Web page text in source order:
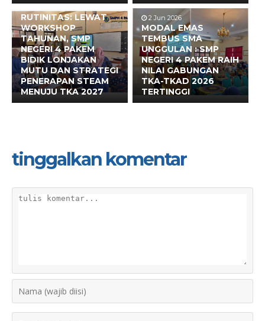
BUKAN SEKADAR
RUTINITAS: LEWAT
WORKSHOP
TAHUNAN, SMP
NEGERI 4 PAKEM
BIDIK LONJAKAN
MUTU DAN STRATEGI
PENERAPAN STEAM
MENUJU TKA 2027
2 Jun 2026
MODAL EMAS
TEMBUS SMA
UNGGULAN : SMP
NEGERI 4 PAKEM RAIH
NILAI GABUNGAN
TKA-TKAD 2026
TERTINGGI
tinggalkan komentar